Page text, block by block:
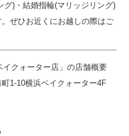
グ)・結婚指輪(マリッジリング)
ぜひお近くにお越しの際はご
クォーター店」の店舗概要
1-10横浜ベイクォーター4F